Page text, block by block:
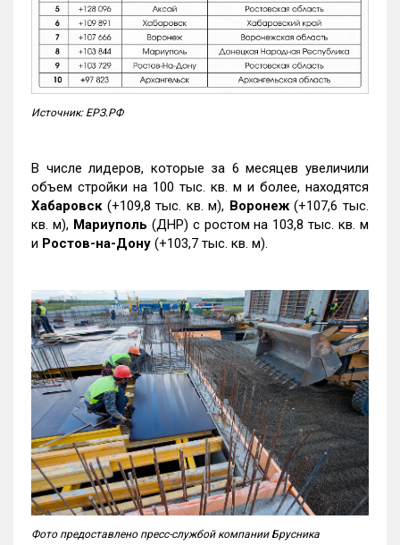
Источник: ЕРЗ.РФ
В числе лидеров, которые за 6 месяцев увеличили
объем стройки на 100 тыс. кв. м и более, находятся
Хабаровск (+109,8 тыс. кв. м), Воронеж(+107,6 тыс.
кв. м), Мариуполь (ДНР) с ростом на 103,8 тыс. кв. м
и Ростов-на-Дону (+103,7 тыс. кв. м).
Фото предоставлено пресс-службой компании Брусника